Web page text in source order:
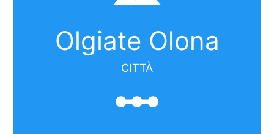
Olgiate Olona
CITTÀ
linear_scale